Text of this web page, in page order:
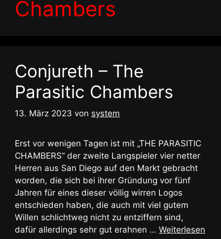
Chambers
Conjureth – The
Parasitic Chambers
13. März 2023 von system
Erst vor wenigen Tagen ist mit „THE PARASITIC
CHAMBERS“ der zweite Langspieler vier netter
Herren aus San Diego auf den Markt gebracht
worden, die sich bei ihrer Gründung vor fünf
Jahren für eines dieser völlig wirren Logos
entschieden haben, die auch mit viel gutem
Willen schlichtweg nicht zu entziffern sind,
dafür allerdings sehr gut erahnen … Weiterlesen